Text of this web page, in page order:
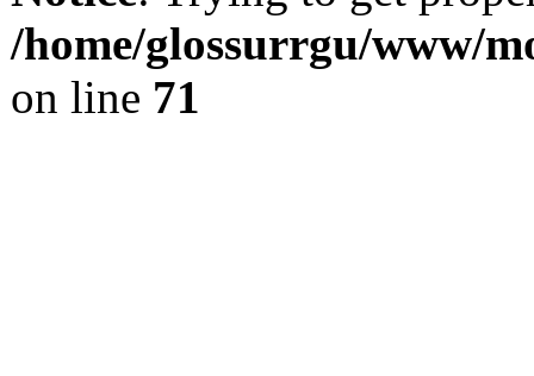
/home/glossurrgu/www/
on line 71